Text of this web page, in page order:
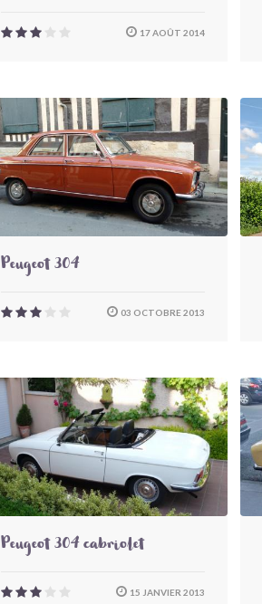
17 AOÛT 2014
Peugeot 304
03 OCTOBRE 2013
Peugeot 304 cabriolet
15 JANVIER 2013